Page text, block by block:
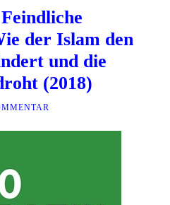
der Islam den
und die
(2018)